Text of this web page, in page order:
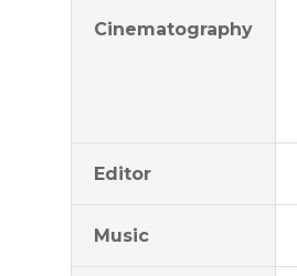
Cinematography
Editor
Music